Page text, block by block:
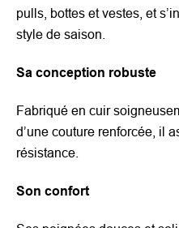
pulls, bottes et vestes, et
style de saison.
Sa conception robuste
Fabriqué en cuir
d’une couture renforcée, il
résistance.
Son confort